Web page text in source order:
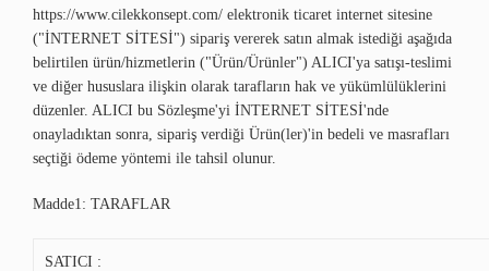
https://www.cilekkonsept.com/ elektronik ticaret internet sitesine
("İNTERNET SİTESİ") sipariş vererek satın almak istediği aşağıda
belirtilen ürün/hizmetlerin ("Ürün/Ürünler") ALICI'ya satışı-teslimi
ve diğer hususlara ilişkin olarak tarafların hak ve yükümlülüklerini
düzenler. ALICI bu Sözleşme'yi İNTERNET SİTESİ'nde
onayladıktan sonra, sipariş verdiği Ürün(ler)'in bedeli ve masrafları
seçtiği ödeme yöntemi ile tahsil olunur.
Madde1: TARAFLAR
SATICI :